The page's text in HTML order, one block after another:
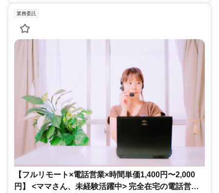
業務委託
【フルリモート×電話営業×時間単価1,400円〜2,000
円】 <ママさん、未経験活躍中> 完全在宅の電話営業